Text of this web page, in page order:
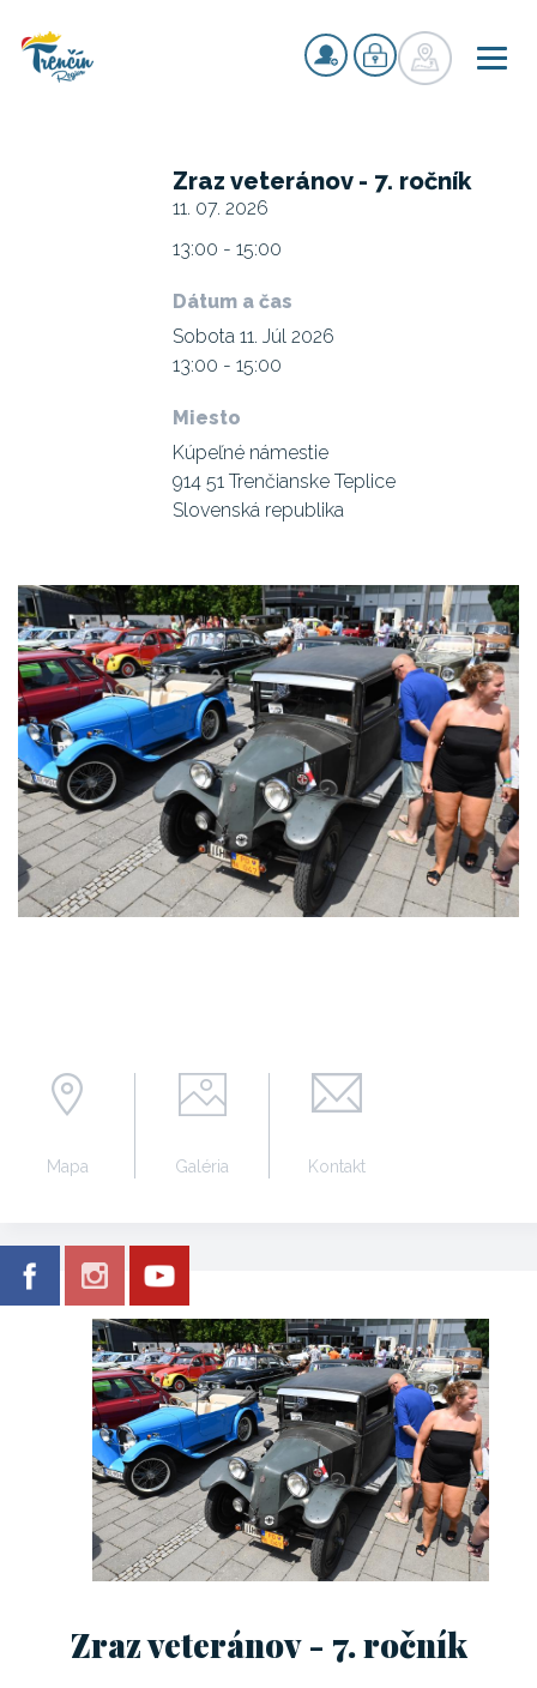
Zraz veteránov - 7. ročník
11. 07. 2026
13:00 - 15:00
Dátum a čas
Sobota 11. Júl 2026
13:00 - 15:00
Miesto
Kúpeľné námestie
914 51 Trenčianske Teplice
Slovenská republika
Mapa Galéria Kontakt
Zraz veteránov - 7. ročník